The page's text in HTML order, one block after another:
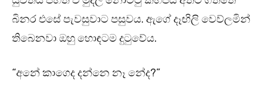
බිනර එසේ පැවසුවාට පසුවය. ඇගේ දෑඟිලි වෙව්ලමින්
තිබෙනවා ඔහු හොඳටම දුටුවේය.
“අනේ කාගෙද දන්නෙ නෑ නේද?”